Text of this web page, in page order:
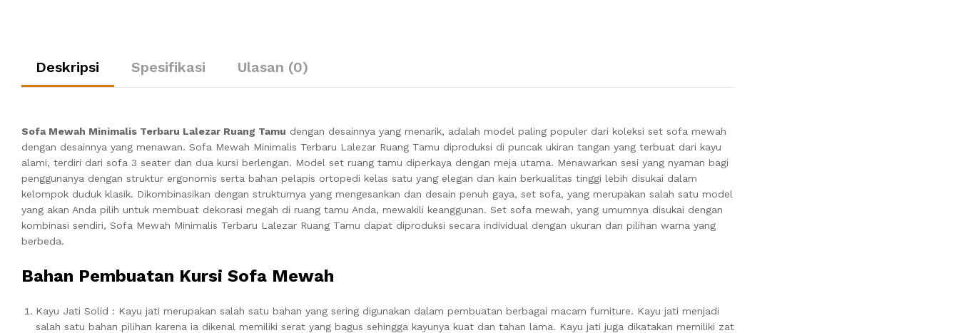
Deskripsi Spesifikasi Ulasan (0)
Sofa Mewah Minimalis Terbaru Lalezar Ruang Tamu dengan desainnya yang menarik, adalah model paling populer dari koleksi set sofa mewah
dengan desainnya yang menawan. Sofa Mewah Minimalis Terbaru Lalezar Ruang Tamu diproduksi di puncak ukiran tangan yang terbuat dari kayu
alami, terdiri dari sofa 3 seater dan dua kursi berlengan. Model set ruang tamu diperkaya dengan meja utama. Menawarkan sesi yang nyaman bagi
penggunanya dengan struktur ergonomis serta bahan pelapis ortopedi kelas satu yang elegan dan kain berkualitas tinggi lebih disukai dalam
kelompok duduk klasik. Dikombinasikan dengan strukturnya yang mengesankan dan desain penuh gaya, set sofa, yang merupakan salah satu model
yang akan Anda pilih untuk membuat dekorasi megah di ruang tamu Anda, mewakili keanggunan. Set sofa mewah, yang umumnya disukai dengan
kombinasi sendiri, Sofa Mewah Minimalis Terbaru Lalezar Ruang Tamu dapat diproduksi secara individual dengan ukuran dan pilihan warna yang
berbeda.
Bahan Pembuatan Kursi Sofa Mewah
Kayu Jati Solid : Kayu jati merupakan salah satu bahan yang sering digunakan dalam pembuatan berbagai macam furniture. Kayu jati menjadi
salah satu bahan pilihan karena ia dikenal memiliki serat yang bagus sehingga kayunya kuat dan tahan lama. Kayu jati juga dikatakan memiliki zat